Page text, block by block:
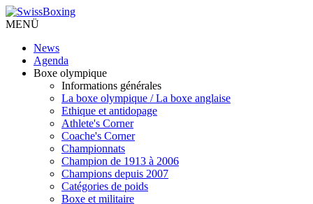
MENÜ
News
Agenda
Boxe olympique
Informations générales
La boxe olympique / La boxe anglaise
Ethique et antidopage
Athlete's Corner
Coache's Corner
Championnats
Champion de 1913 à 2006
Champions depuis 2007
Catégories de poids
Boxe et militaire